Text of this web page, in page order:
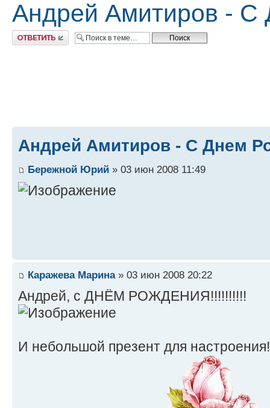
Андрей Амитиров - С
Ответить
Андрей Амитиров - С Днем
Бережной Юрий » 03 июн 2008 11:49
Каражева Марина» 03 июн 2008 20:22
Андрей, с ДНЁМ РОЖДЕНИЯ!!!!!!!!!!
И небольшой презент для